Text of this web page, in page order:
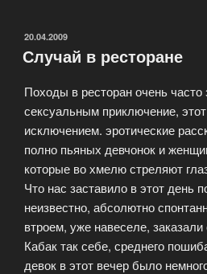
ОПУБЛИКОВАНО
20.04.2009
Случай в ресторане
Походы в ресторан очень часто
сексуальным приключение,
исключением. эротические
полно пьяных девчонок и
которые во хмелю стреляют
Что нас заставило в этот день
неизвестно, абсолютно
втроем, уже навеселе,
Кабак так себе, среднего
девок в этот вечер было